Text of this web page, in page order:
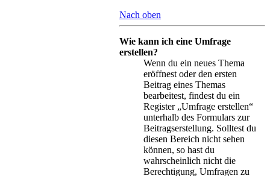
Nach oben
Wie kann ich eine Umfrage
erstellen?
Wenn du ein neues Thema
eröffnest oder den ersten
Beitrag eines Themas
bearbeitest, findest du ein
Register „Umfrage erstellen“
unterhalb des Formulars zur
Beitragserstellung. Solltest du
diesen Bereich nicht sehen
können, so hast du
wahrscheinlich nicht die
Berechtigung, Umfragen zu